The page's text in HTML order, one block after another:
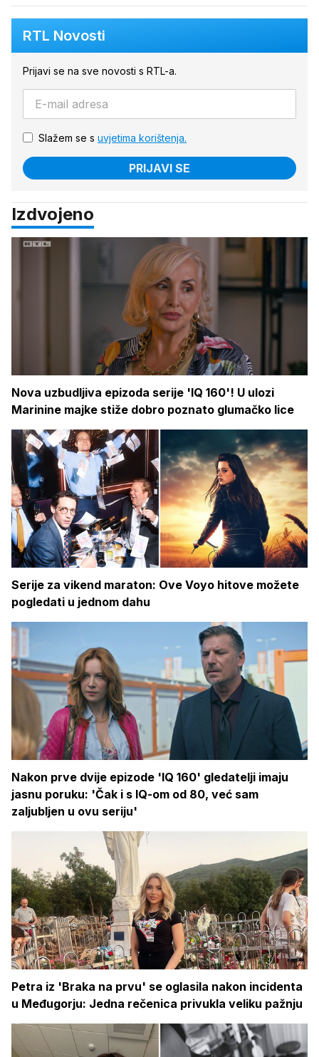
RTL Novosti
Prijavi se na sve novosti s RTL-a.
Slažem se s uvjetima korištenja.
PRIJAVI SE
Izdvojeno
Nova uzbudljiva epizoda serije 'IQ 160'! U ulozi
Marinine majke stiže dobro poznato glumačko lice
Serije za vikend maraton: Ove Voyo hitove možete
pogledati u jednom dahu
Nakon prve dvije epizode 'IQ 160' gledatelji imaju
jasnu poruku: 'Čak i s IQ-om od 80, već sam
zaljubljen u ovu seriju'
Petra iz 'Braka na prvu' se oglasila nakon incidenta
u Međugorju: Jedna rečenica privukla veliku pažnju